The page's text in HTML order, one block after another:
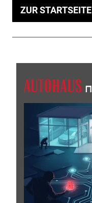
ZUR STARTSEITE